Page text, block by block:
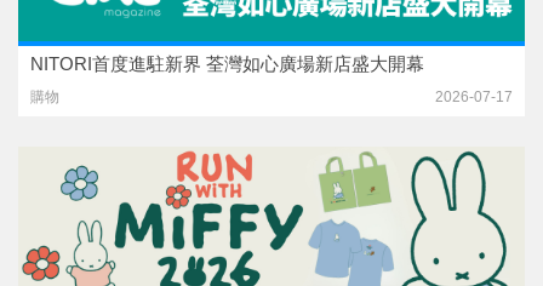
NITORI首度進駐新界 荃灣如心廣場新店盛大開幕
購物 2026-07-17